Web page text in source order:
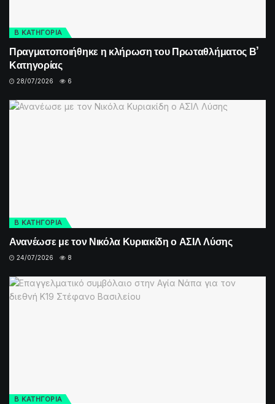
Β ΚΑΤΗΓΟΡΙΑ
Πραγματοποιήθηκε η κλήρωση του Πρωταθλήματος Β’
Κατηγορίας
28/07/2026 6
Β ΚΑΤΗΓΟΡΙΑ
Ανανέωσε με τον Νικόλα Κυριακίδη ο ΑΣΙΛ Λύσης
24/07/2026 8
Β ΚΑΤΗΓΟΡΙΑ